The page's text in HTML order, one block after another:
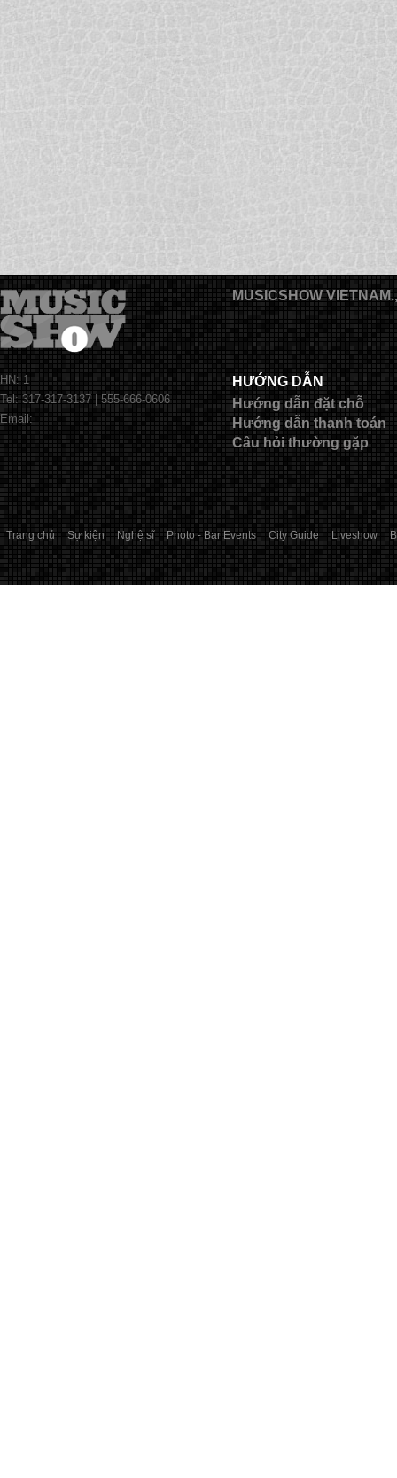
HN: 1
Tel: 317-317-3137 | 555-666-0606
Email:
MUSICSHOW VIETNAM.,
HƯỚNG DẪN
Hướng dẫn đặt chỗ
Hướng dẫn thanh toán
Câu hỏi thường gặp
Trang chủ Sự kiện Nghệ sĩ Photo - Bar Events City Guide Liveshow